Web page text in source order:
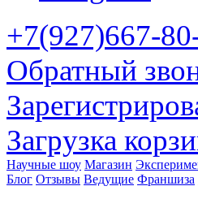
+7(927)667-
Обратный
Загрузка
Научные шоу Магазин
Блог Отзывы Ведущие Франшиза